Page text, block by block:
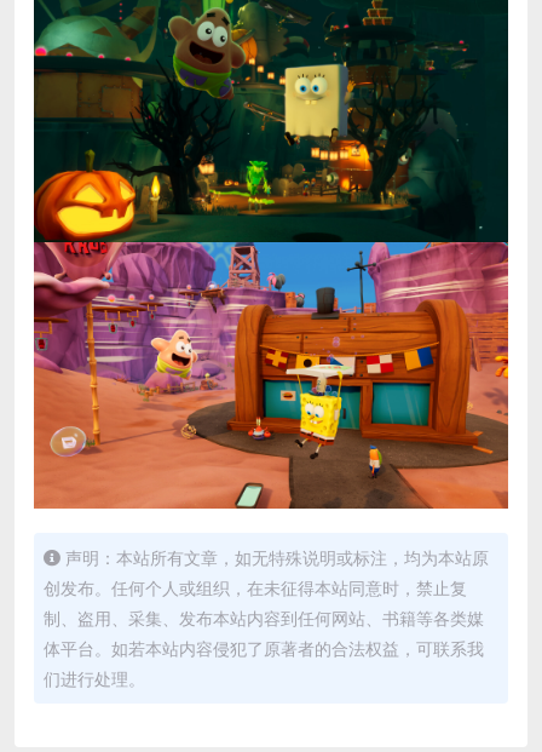
声明：本站所有文章，如无特殊说明或标注，均为本站原
创发布。任何个人或组织，在未征得本站同意时，禁止复
制、盗用、采集、发布本站内容到任何网站、书籍等各类媒
体平台。如若本站内容侵犯了原著者的合法权益，可联系我
们进行处理。